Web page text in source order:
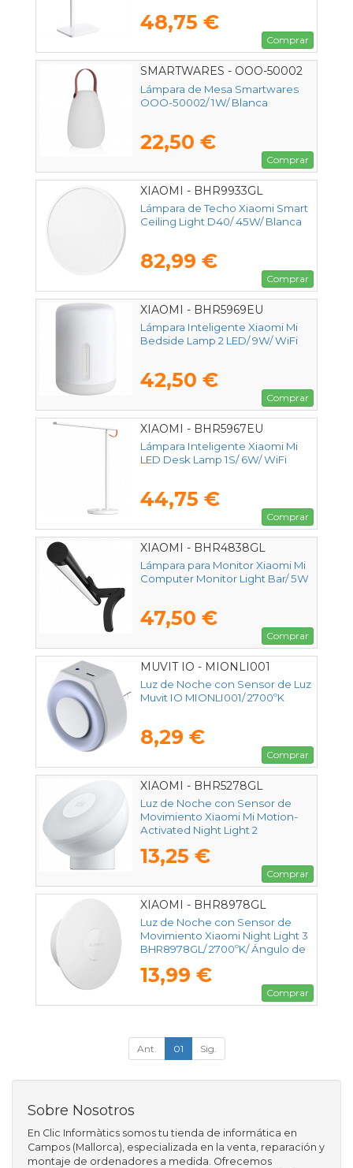
48,75 €
Comprar
SMARTWARES - OOO-50002
Lámpara de Mesa Smartwares
OOO-50002/ 1W/ Blanca
22,50 €
Comprar
XIAOMI - BHR9933GL
Lámpara de Techo Xiaomi Smart
Ceiling Light D40/ 45W/ Blanca
82,99 €
Comprar
XIAOMI - BHR5969EU
Lámpara Inteligente Xiaomi Mi
Bedside Lamp 2 LED/ 9W/ WiFi
42,50 €
Comprar
XIAOMI - BHR5967EU
Lámpara Inteligente Xiaomi Mi
LED Desk Lamp 1S/ 6W/ WiFi
44,75 €
Comprar
XIAOMI - BHR4838GL
Lámpara para Monitor Xiaomi Mi
Computer Monitor Light Bar/ 5W
47,50 €
Comprar
MUVIT IO - MIONLI001
Luz de Noche con Sensor de Luz
Muvit IO MIONLI001/ 2700ºK
8,29 €
Comprar
XIAOMI - BHR5278GL
Luz de Noche con Sensor de
Movimiento Xiaomi Mi Motion-
Activated Night Light 2
Ángulo de apertura 120º
13,25 €
Comprar
XIAOMI - BHR8978GL
Luz de Noche con Sensor de
Movimiento Xiaomi Night Light 3
BHR8978GL/ 2700ºK/ Ángulo de
13,99 €
Comprar
Ant. 01 Sig.
Sobre Nosotros
En Clic Informàtics somos tu tienda de informática en
Campos (Mallorca), especializada en la venta, reparación y
montaje de ordenadores a medida. Ofrecemos